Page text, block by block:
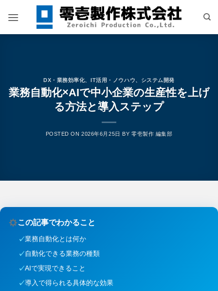
DX・業務効率化、IT活用・ノウハウ、 システム開発
業務自動化×AIで中小企業の生産性を上げ
る方法と導入ステップ
POSTED ON2026年6月25日 BY 零壱製作 編集部
この記事でわかること
業務自動化とは何か
自動化できる業務の種類
AIで実現できること
導入で得られる具体的な効果